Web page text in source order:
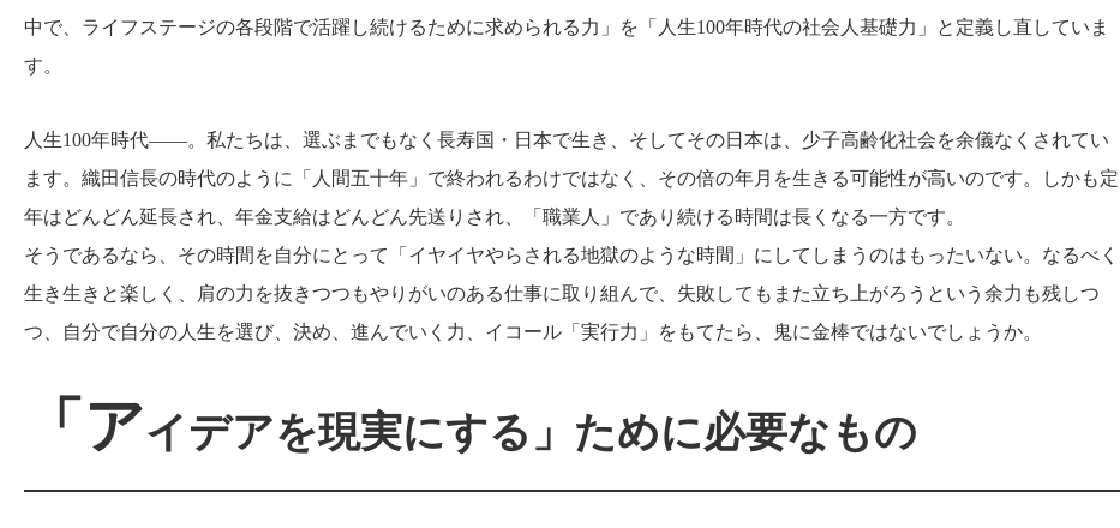
中で、ライフステージの各段階で活躍し続けるために求められる力」を「人生100年時代の社会人基礎力」と定義し直していま
す。
人生100年時代――。私たちは、選ぶまでもなく長寿国・日本で生き、そしてその日本は、少子高齢化社会を余儀なくされてい
ます。織田信長の時代のように「人間五十年」で終われるわけではなく、その倍の年月を生きる可能性が高いのです。しかも定
年はどんどん延長され、年金支給はどんどん先送りされ、「職業人」であり続ける時間は長くなる一方です。
そうであるなら、その時間を自分にとって「イヤイヤやらされる地獄のような時間」にしてしまうのはもったいない。なるべく
生き生きと楽しく、肩の力を抜きつつもやりがいのある仕事に取り組んで、失敗してもまた立ち上がろうという余力も残しつ
つ、自分で自分の人生を選び、決め、進んでいく力、イコール「実行力」をもてたら、鬼に金棒ではないでしょうか。
「アイデアを現実にする」ために必要なもの